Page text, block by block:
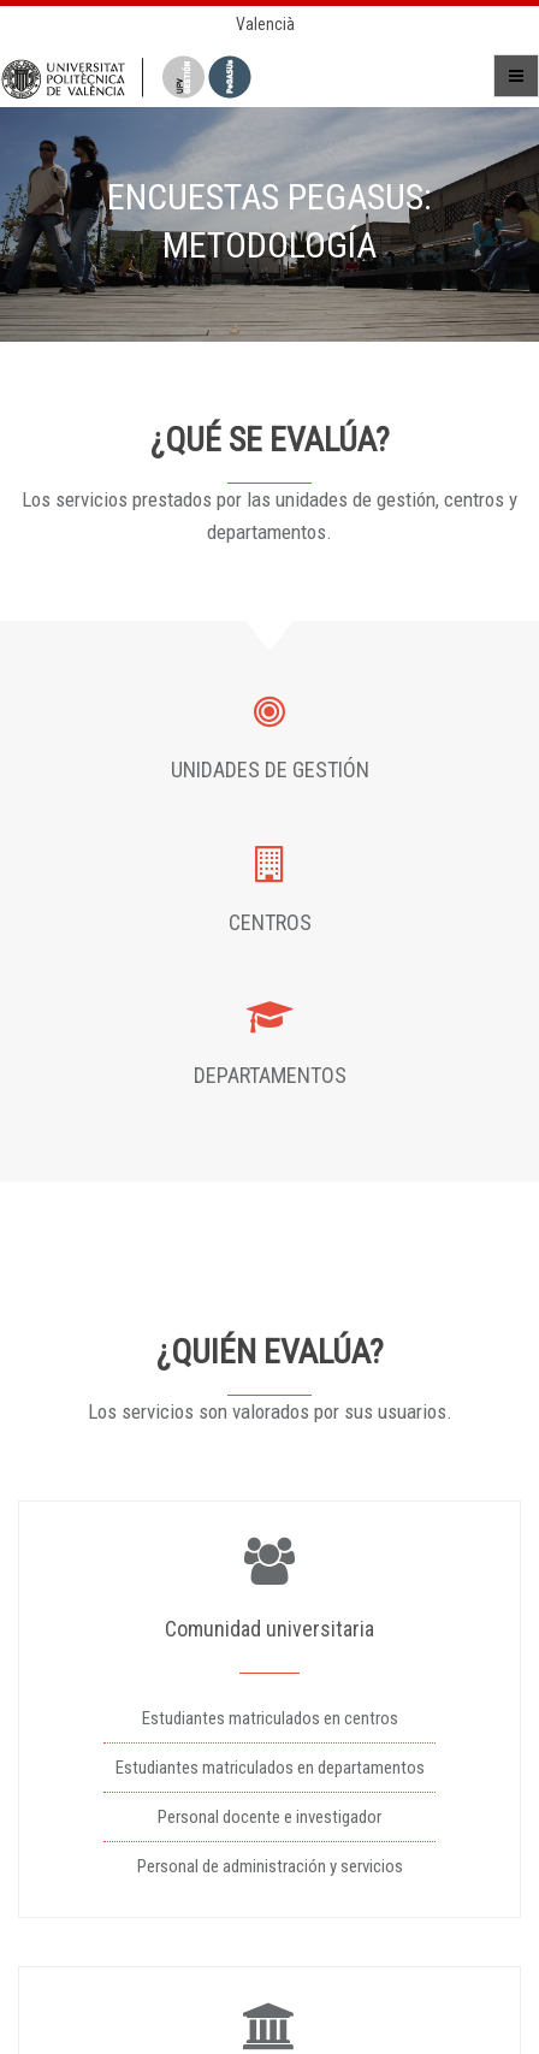
Valencià
ENCUESTAS PEGASUS:
METODOLOGÍA
¿QUÉ SE EVALÚA?
Los servicios prestados por las unidades de gestión, centros y
departamentos.
UNIDADES DE GESTIÓN
CENTROS
DEPARTAMENTOS
¿QUIÉN EVALÚA?
Los servicios son valorados por sus usuarios.
Comunidad universitaria
Estudiantes matriculados en centros
Estudiantes matriculados en departamentos
Personal docente e investigador
Personal de administración y servicios